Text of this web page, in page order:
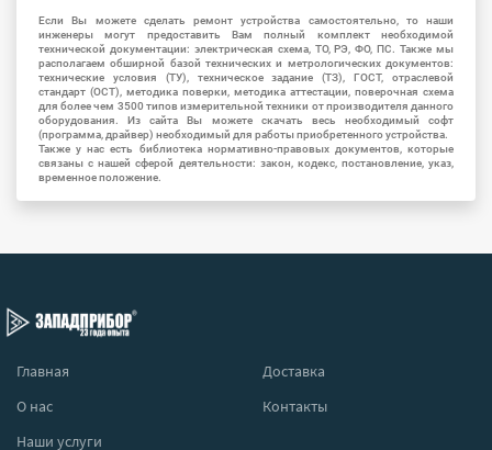
Если Вы можете сделать ремонт устройства самостоятельно, то наши
инженеры могут предоставить Вам полный комплект необходимой
технической документации: электрическая схема, ТО, РЭ, ФО, ПС. Также мы
располагаем обширной базой технических и метрологических документов:
технические условия (ТУ), техническое задание (ТЗ), ГОСТ, отраслевой
стандарт (ОСТ), методика поверки, методика аттестации, поверочная схема
для более чем 3500 типов измерительной техники от производителя данного
оборудования. Из сайта Вы можете скачать весь необходимый софт
(программа, драйвер) необходимый для работы приобретенного устройства.
Также у нас есть библиотека нормативно-правовых документов, которые
связаны с нашей сферой деятельности: закон, кодекс, постановление, указ,
временное положение.
Главная
Доставка
О нас
Контакты
Наши услуги